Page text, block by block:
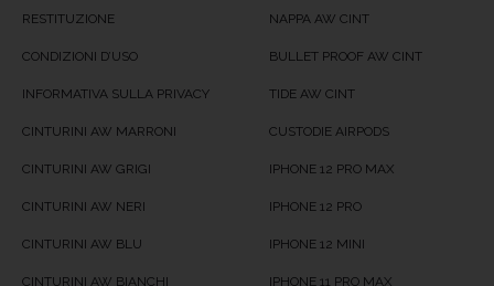
RESTITUZIONE
CONDIZIONI D’USO
INFORMATIVA SULLA PRIVACY
CINTURINI AW MARRONI
CINTURINI AW GRIGI
CINTURINI AW NERI
CINTURINI AW BLU
CINTURINI AW BIANCHI
NAPPA AW CINT
BULLET PROOF AW CINT
TIDE AW CINT
CUSTODIE AIRPODS
IPHONE 12 PRO MAX
IPHONE 12 PRO
IPHONE 12 MINI
IPHONE 11 PRO MAX